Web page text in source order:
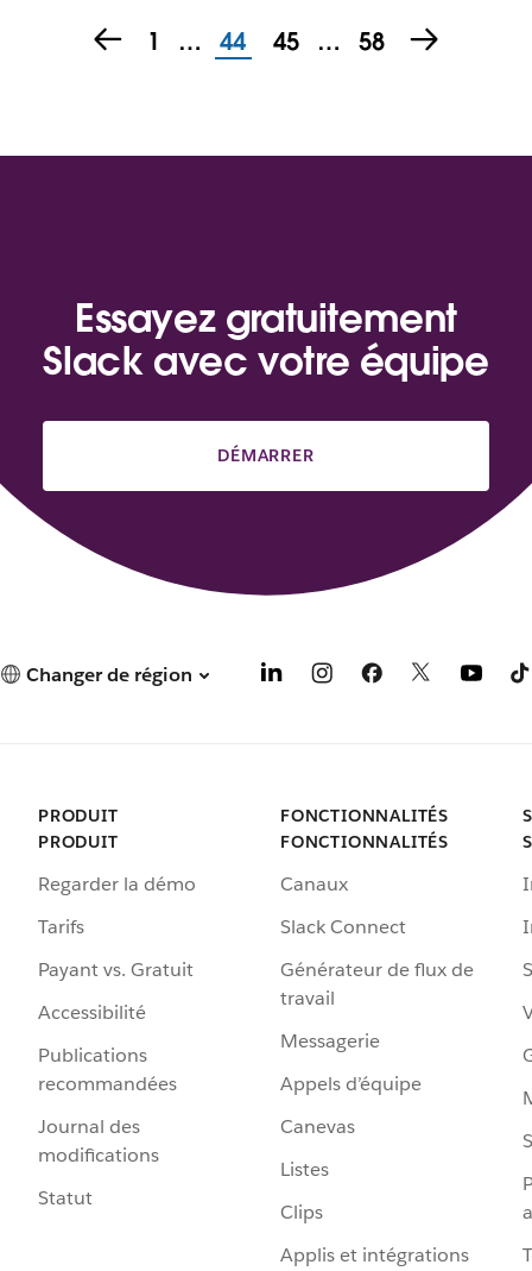
1 … 44 45 … 58
Essayez gratuitement
Slack avec votre équipe
DÉMARRER
Changer de région
PRODUIT
PRODUIT
Regarder la démo
Tarifs
Payant vs. Gratuit
Accessibilité
Publications
recommandées
Journal des
modifications
Statut
FONCTIONNALITÉS
FONCTIONNALITÉS
Canaux
Slack Connect
Générateur de flux de
travail
Messagerie
Appels d’équipe
Canevas
Listes
Clips
Applis et intégrations